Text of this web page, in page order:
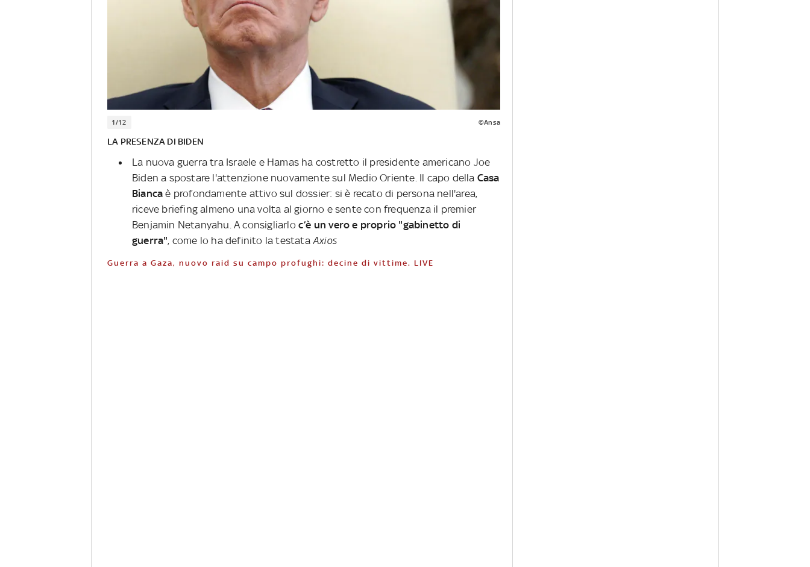
1/12 ©Ansa
LA PRESENZA DI BIDEN
La nuova guerra tra Israele e Hamas ha costretto il presidente americano Joe
Biden a spostare l'attenzione nuovamente sul Medio Oriente. Il capo della Casa
Bianca è profondamente attivo sul dossier: si è recato di persona nell'area,
riceve briefing almeno una volta al giorno e sente con frequenza il premier
Benjamin Netanyahu. A consigliarlo c’è un vero e proprio "gabinetto di
guerra", come lo ha definito la testataAxios
Guerra a Gaza, nuovo raid su campo profughi: decine di vittime. LIVE